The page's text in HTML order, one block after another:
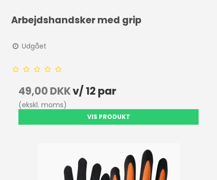
Arbejdshandsker med grip
Udgået
49,00 DKKv/ 12 par
(ekskl. moms)
VIS PRODUKT